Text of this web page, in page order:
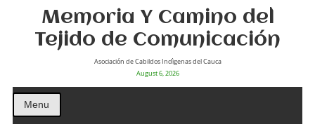
Memoria Y Camino del
Tejido de Comunicación
Asociación de Cabildos Indìgenas del Cauca
August 6, 2026
Menu